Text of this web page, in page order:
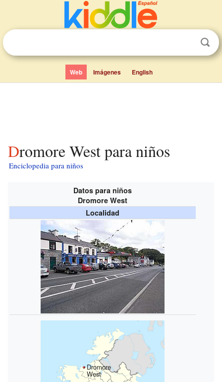
Web Imágenes English
Dromore West para niños
Enciclopedia para niños
Datos para niños
Dromore West
Localidad
Dromore
West